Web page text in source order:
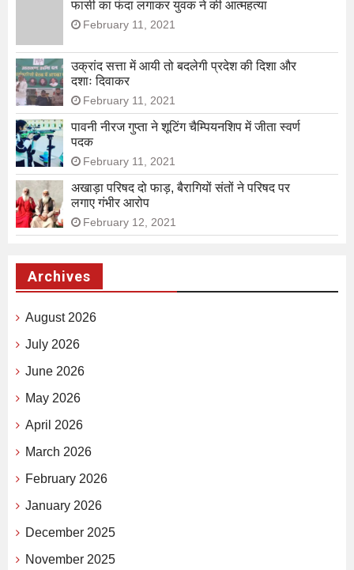
फासी का फंदा लगाकर युवक ने की आत्महत्या
February 11, 2021
उक्रांद सत्ता में आयी तो बदलेगी प्रदेश की दिशा और
दशाः दिवाकर
February 11, 2021
पावनी नीरज गुप्ता ने शूटिंग चैम्पियनशिप में जीता स्वर्ण
पदक
February 11, 2021
अखाड़ा परिषद दो फाड़, बैरागियों संतों ने परिषद पर
लगाए गंभीर आरोप
February 12, 2021
Archives
August 2026
July 2026
June 2026
May 2026
April 2026
March 2026
February 2026
January 2026
December 2025
November 2025